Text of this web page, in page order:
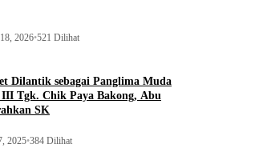
2026•521 Dilihat
Dilantik sebagai Panglima Muda
III Tgk. Chik Paya Bakong, Abu
SK
2025•384 Dilihat